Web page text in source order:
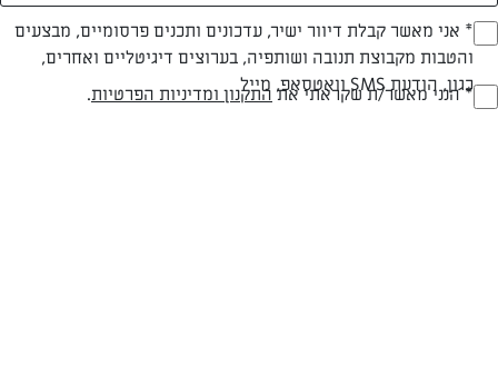
(חובה)* אני מאשר קבלת דיוור ישיר, עדכונים ותכנים פרסומיים, מבצעים
והטבות מקבוצת תנובה ושותפיה, בערוצים דיגיטליים ואחרים,
כגון, הודעת SMS וואטסאפ, מייל(חובה)* הנני מאשר/ת שקראתי את התקנון ומדיניות הפרטיות.